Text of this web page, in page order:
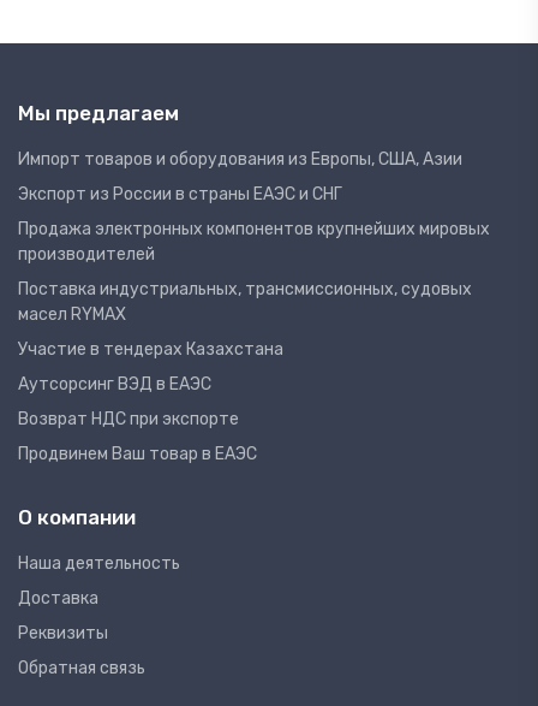
Мы предлагаем
Импорт товаров и оборудования из Европы, США, Азии
Экспорт из России в страны ЕАЭС и СНГ
Продажа электронных компонентов крупнейших мировых
производителей
Поставка индустриальных, трансмиссионных, судовых
масел RYMAX
Участие в тендерах Казахстана
Аутсорсинг ВЭД в ЕАЭС
Возврат НДС при экспорте
Продвинем Ваш товар в ЕАЭС
О компании
Наша деятельность
Доставка
Реквизиты
Обратная связь